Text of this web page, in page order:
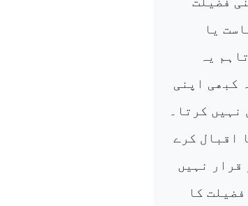
یا
یہ
کبھی اپنی
کرتا۔
اقبال کرے
قرار نہیں
کا